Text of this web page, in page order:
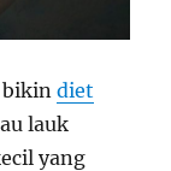
bikindiet
lauk
yang